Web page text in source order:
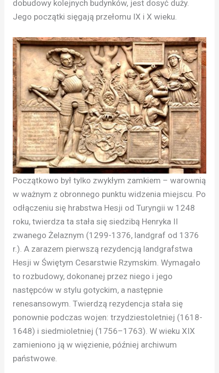
dobudowy kolejnych budynków, jest dosyć duży.
Jego początki sięgają przełomu IX i X wieku.
Początkowo był tylko zwykłym zamkiem – warownią
w ważnym z obronnego punktu widzenia miejscu. Po
odłączeniu się hrabstwa Hesji od Turyngii w 1248
roku, twierdza ta stała się siedzibą Henryka II
zwanego Żelaznym (1299-1376, landgraf od 1376
r.). A zarazem pierwszą rezydencją landgrafstwa
Hesji w Świętym Cesarstwie Rzymskim. Wymagało
to rozbudowy, dokonanej przez niego i jego
następców w stylu gotyckim, a następnie
renesansowym. Twierdzą rezydencja stała się
ponownie podczas wojen: trzydziestoletniej (1618-
1648) i siedmioletniej (1756–1763). W wieku XIX
zamieniono ją w więzienie, później archiwum
państwowe.